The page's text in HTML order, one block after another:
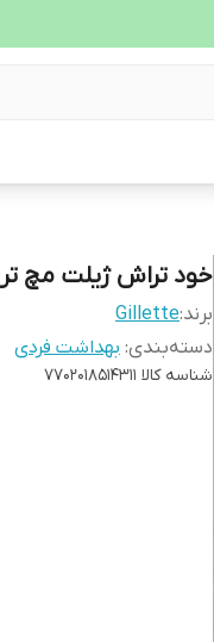
خود تراش ژیلت مچ
برند:Gillette
دسته‌بندی: بهداشت فردی
شناسه کالا 7702018514311